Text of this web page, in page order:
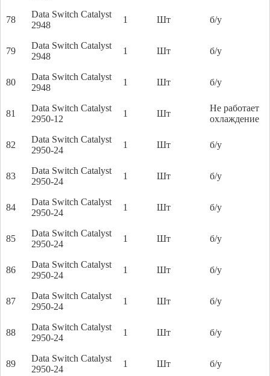
78
Data Switch Catalyst
2948
1 Шт б/у
79
Data Switch Catalyst
2948
1 Шт б/у
80
Data Switch Catalyst
2948
1 Шт б/у
81
Data Switch Catalyst
2950-12
1 Шт
Не работает
охлаждение
82
Data Switch Catalyst
2950-24
1 Шт б/у
83
Data Switch Catalyst
2950-24
1 Шт б/у
84
Data Switch Catalyst
2950-24
1 Шт б/у
85
Data Switch Catalyst
2950-24
1 Шт б/у
86
Data Switch Catalyst
2950-24
1 Шт б/у
87
Data Switch Catalyst
2950-24
1 Шт б/у
88
Data Switch Catalyst
2950-24
1 Шт б/у
89
Data Switch Catalyst
2950-24
1 Шт б/у